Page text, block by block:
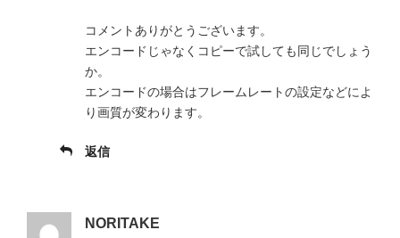
コメントありがとうございます。
エンコードじゃなくコピーで試しても同じでしょう
か。
エンコードの場合はフレームレートの設定などによ
り画質が変わります。
返信
NORITAKE